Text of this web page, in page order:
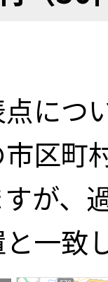
につ
区町
が、
一致